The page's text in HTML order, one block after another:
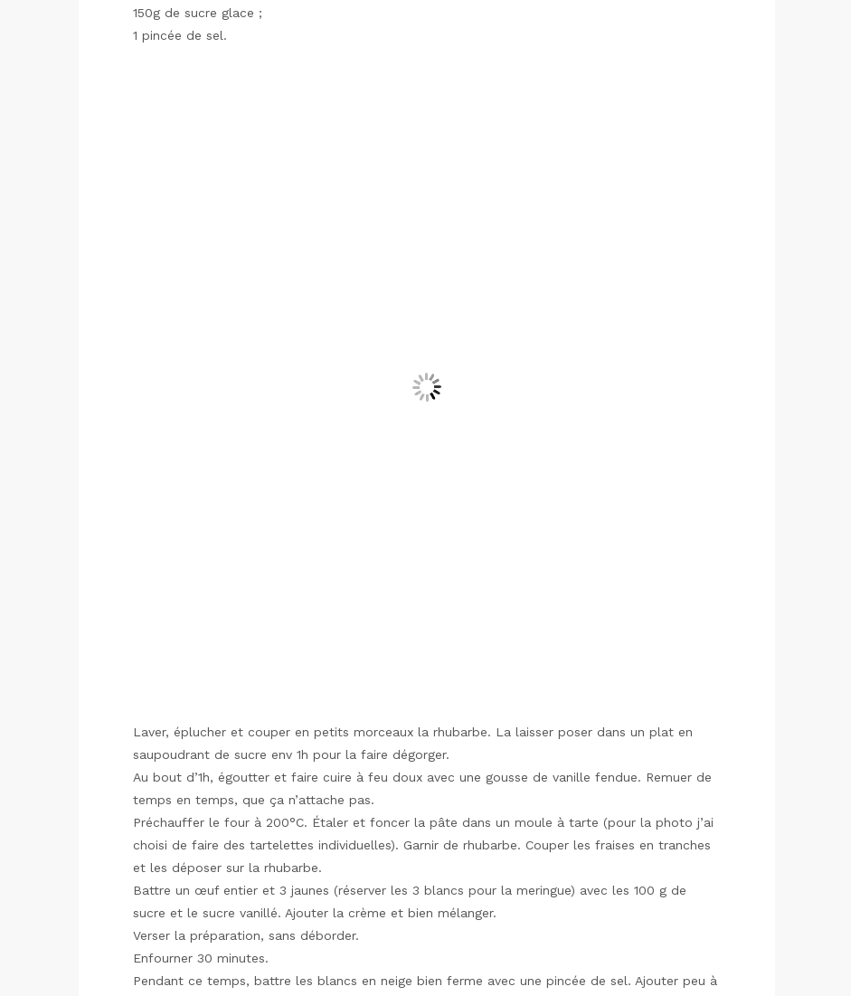
150g de sucre glace ;
1 pincée de sel.
Laver, éplucher et couper en petits morceaux la rhubarbe. La laisser poser dans un plat en
saupoudrant de sucre env 1h pour la faire dégorger.
Au bout d’1h, égoutter et faire cuire à feu doux avec une gousse de vanille fendue. Remuer de
temps en temps, que ça n’attache pas.
Préchauffer le four à 200°C. Étaler et foncer la pâte dans un moule à tarte (pour la photo j’ai
choisi de faire des tartelettes individuelles). Garnir de rhubarbe. Couper les fraises en tranches
et les déposer sur la rhubarbe.
Battre un œuf entier et 3 jaunes (réserver les 3 blancs pour la meringue) avec les 100 g de
sucre et le sucre vanillé. Ajouter la crème et bien mélanger.
Verser la préparation, sans déborder.
Enfourner 30 minutes.
Pendant ce temps, battre les blancs en neige bien ferme avec une pincée de sel. Ajouter peu à